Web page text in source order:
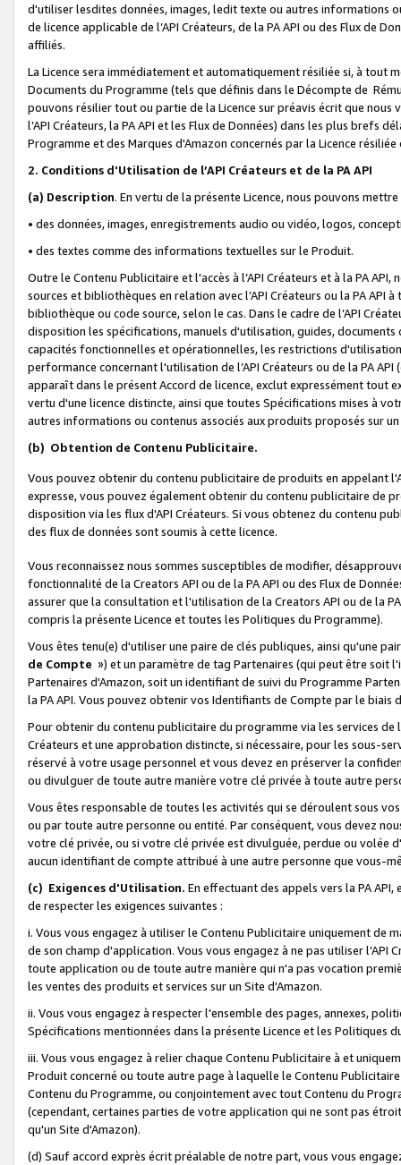
d'utiliser lesdites données, images, ledit texte ou autres informations
de licence applicable de l’API Créateurs, de la PA API ou des Flux de
affiliés.
La Licence sera immédiatement et automatiquement résiliée si, à
Documents du Programme (tels que définis dans le Décompte de
pouvons résilier tout ou partie de la Licence sur préavis écrit que
l’API Créateurs, la PA API et les Flux de Données) dans les plus
Programme et des Marques d'Amazon concernés par la Licence
2. Conditions d'Utilisation de l’API Créateurs et de la PA API
(a) Description. En vertu de la présente Licence, nous pouvons
• des données, images, enregistrements audio ou vidéo, logos,
• des textes comme des informations textuelles sur le Produit.
Outre le Contenu Publicitaire et l'accès à l’API Créateurs et à la PA
sources et bibliothèques en relation avec l’API Créateurs ou la PA
bibliothèque ou code source, selon le cas. Dans le cadre de l’API
disposition les spécifications, manuels d'utilisation, guides,
capacités fonctionnelles et opérationnelles, les restrictions
performance concernant l'utilisation de l’API Créateurs ou de la PA
apparaît dans le présent Accord de licence, exclut expressément tout
vertu d'une licence distincte, ainsi que toutes Spécifications mises à
autres informations ou contenus associés aux produits proposés sur
(b) Obtention de Contenu Publicitaire.
Vous pouvez obtenir du contenu publicitaire de produits en appelant
expresse, vous pouvez également obtenir du contenu publicitaire de
disposition via les flux d'API Créateurs. Si vous obtenez du contenu
des flux de données sont soumis à cette licence.
Vous reconnaissez nous sommes susceptibles de modifier,
fonctionnalité de la Creators API ou de la PA API ou des Flux de
assurer que la consultation et l'utilisation de la Creators API ou de la
compris la présente Licence et toutes les Politiques du Programme).
Vous êtes tenu(e) d'utiliser une paire de clés publiques, ainsi qu'une
de Compte ») et un paramètre de tag Partenaires (qui peut être soit
Partenaires d'Amazon, soit un identifiant de suivi du Programme
la PA API. Vous pouvez obtenir vos Identifiants de Compte par le biais
Pour obtenir du contenu publicitaire du programme via les services
Créateurs et une approbation distincte, si nécessaire, pour les sous-
réservé à votre usage personnel et vous devez en préserver la
ou divulguer de toute autre manière votre clé privée à toute autre
Vous êtes responsable de toutes les activités qui se déroulent sous
ou par toute autre personne ou entité. Par conséquent, vous devez
votre clé privée, ou si votre clé privée est divulguée, perdue ou volée
aucun identifiant de compte attribué à une autre personne que vous-
(c) Exigences d'Utilisation. En effectuant des appels vers la PA
de respecter les exigences suivantes :
i. Vous vous engagez à utiliser le Contenu Publicitaire uniquement de
de son champ d'application. Vous vous engagez à ne pas utiliser l’API
toute application ou de toute autre manière qui n'a pas vocation
les ventes des produits et services sur un Site d'Amazon.
ii. Vous vous engagez à respecter l'ensemble des pages, annexes,
Spécifications mentionnées dans la présente Licence et les Politiques
iii. Vous vous engagez à relier chaque Contenu Publicitaire à et
Produit concerné ou toute autre page à laquelle le Contenu
Contenu du Programme, ou conjointement avec tout Contenu du
(cependant, certaines parties de votre application qui ne sont pas
qu'un Site d'Amazon).
(d) Sauf accord exprès écrit préalable de notre part, vous vous